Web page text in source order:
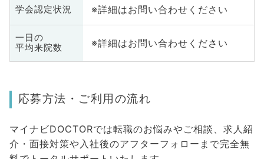
学会認定状況 ※詳細はお問い合わせください
一日の
平均来院数
※詳細はお問い合わせください
応募方法・ご利用の流れ
マイナビDOCTORでは転職のお悩みやご相談、求人紹
介・面接対策や入社後のアフターフォローまで完全無